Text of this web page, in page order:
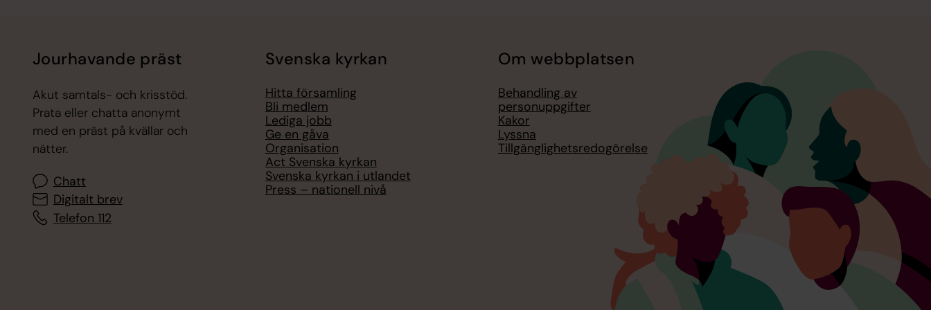
Jourhavande präst
Akut samtals- och krisstöd.
Prata eller chatta anonymt
med en präst på kvällar och
nätter.
Chatt
Digitalt brev
Telefon 112
Svenska kyrkan
Hitta församling
Bli medlem
Lediga jobb
Ge en gåva
Organisation
Act Svenska kyrkan
Svenska kyrkan i utlandet
Press – nationell nivå
Om webbplatsen
Behandling av
personuppgifter
Kakor
Lyssna
Tillgänglighetsredogörelse